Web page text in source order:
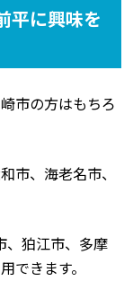
平に興味を
市の方はもちろ
市、海老名市、
、狛江市、多摩
できます。